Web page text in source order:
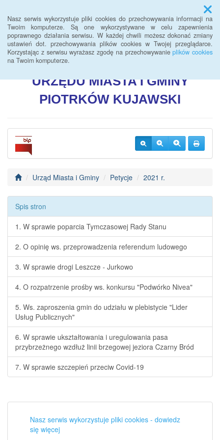
Nasz serwis wykorzystuje pliki cookies do przechowywania informacji na
Twoim komputerze. Są one wykorzystywane w celu zapewnienia
poprawnego działania serwisu. W każdej chwili możesz dokonać zmiany
ustawień dot. przechowywania plików cookies w Twojej przeglądarce.
Korzystając z serwisu wyrażasz zgodę na przechowywanieplików cookies
na Twoim komputerze.
Menu
BIULETYN INFORMACJI
URZĘDUMIASTA I GMINY
PIOTRKÓW KUJAWSKI
Urząd Miasta i Gminy Petycje 2021 r.
Spis stron
1. W sprawie poparcia Tymczasowej Rady Stanu
2. O opinię ws. przeprowadzenia referendum ludowego
3. W sprawie drogi Leszcze - Jurkowo
4. O rozpatrzenie prośby ws. konkursu "Podwórko Nivea"
5. Ws. zaproszenia gmin do udziału w plebistycie "Lider
Usług Publicznych"
6. W sprawie ukształtowania i uregulowania pasa
przybrzeżnego wzdłuż linii brzegowej jeziora Czarny Bród
7. W sprawie szczepień przeciw Covid-19
Nasz serwis wykorzystuje pliki cookies - dowiedz
się więcej